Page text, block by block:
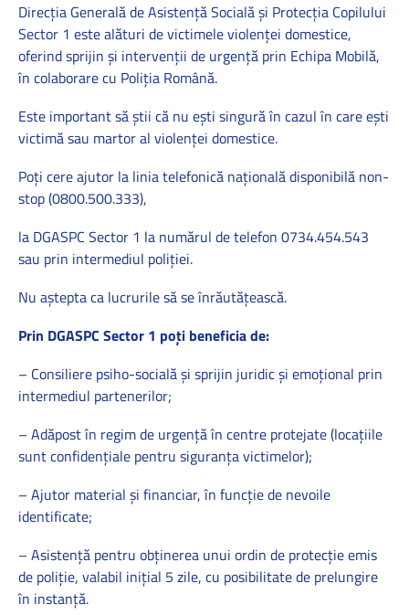
Direcția Generală de Asistență Socială și Protecția Copilului
Sector 1 este alături de victimele violenței domestice,
oferind sprijin și intervenții de urgență prin Echipa Mobilă,
în colaborare cu Poliția Română.
Este important să știi că nu ești singură în cazul în care ești
victimă sau martor al violenței domestice.
Poți cere ajutor la linia telefonică națională disponibilă non-
stop (0800.500.333),
la DGASPC Sector 1 la numărul de telefon 0734.454.543
sau prin intermediul poliției.
Nu aștepta ca lucrurile să se înrăutățească.
Prin DGASPC Sector 1 poți beneficia de:
– Consiliere psiho-socială și sprijin juridic și emoțional prin
intermediul partenerilor;
– Adăpost în regim de urgență în centre protejate (locațiile
sunt confidențiale pentru siguranța victimelor);
– Ajutor material și financiar, în funcție de nevoile
identificate;
– Asistență pentru obținerea unui ordin de protecție emis
de poliție, valabil inițial 5 zile, cu posibilitate de prelungire
în instanță.